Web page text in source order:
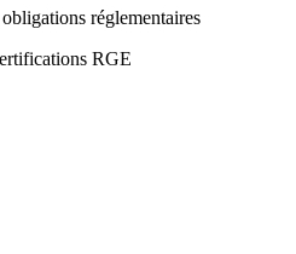
réglementaires
RGE